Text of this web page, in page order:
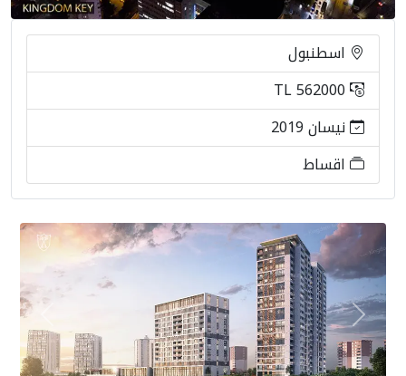
اسطنبول
نيسان 2019
اقساط
Previous
Next